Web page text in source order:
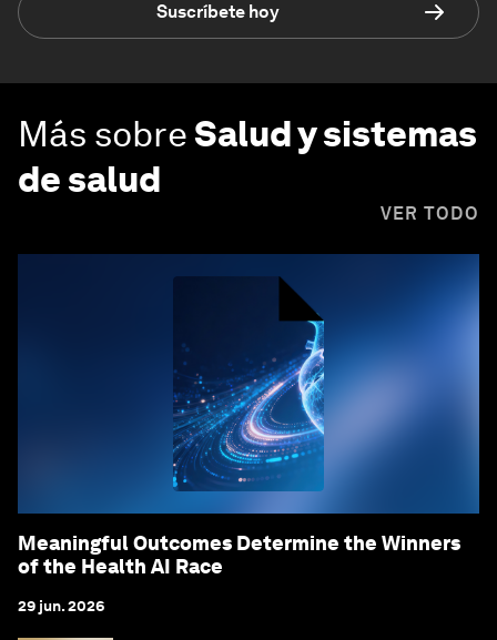
Suscríbete hoy
Más sobreSalud y sistemas
de salud
VER TODO
Meaningful Outcomes Determine the Winners
of the Health AI Race
29 jun. 2026